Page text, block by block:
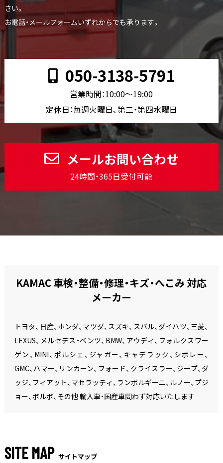
さい。
お電話・メールフォームいずれからでも承ります。
050-3138-5791
営業時間：10:00〜19:00
定休日：毎週火曜日、第二・第四水曜日
メールお問い合わせ
24時間・365日受付可能
KAMAC 車検・整備・修理・キズ・へこみ 対応
メーカー
トヨタ、日産、ホンダ、マツダ、スズキ、スバル、ダイハツ、三菱、
LEXUS、メルセデス・ベンツ、BMW、アウディ、フォルクスワー
ゲン、MINI、ポルシェ、ジャガー、キャデラック、シボレー、
GMC、ハマー、リンカーン、フォード、クライスラー、ジープ、ダ
ッジ、フィアット、マセラッティ、ランボルギーニ、ルノー、プジ
ョー、ボルボ、その他 輸入車・国産車問わず対応いたします
SITE MAP サイトマップ